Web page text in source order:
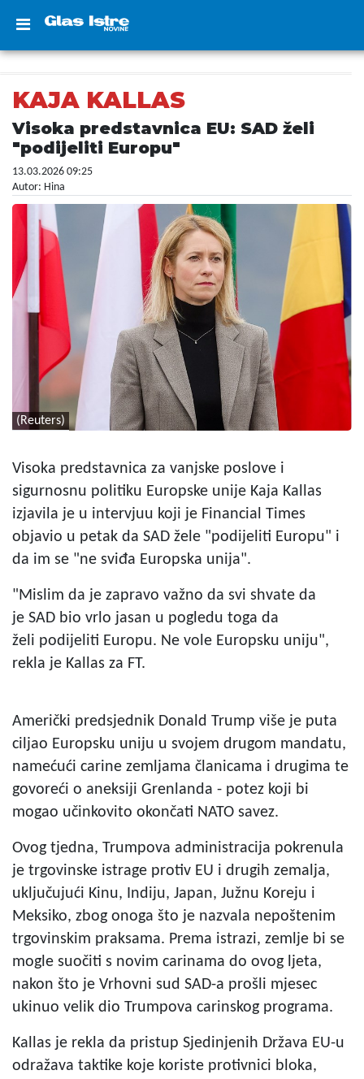
KAJA KALLAS
Visoka predstavnica EU: SAD želi
"podijeliti Europu"
13.03.2026 09:25
Autor: Hina
(Reuters)
Visoka predstavnica za vanjske poslove i
sigurnosnu politiku Europske unije Kaja Kallas
izjavila je u intervjuu koji je Financial Times
objavio u petak da SAD žele "podijeliti Europu" i
da im se "ne sviđa Europska unija".
"Mislim da je zapravo važno da svi shvate da
je SAD bio vrlo jasan u pogledu toga da
želi podijeliti Europu. Ne vole Europsku uniju",
rekla je Kallas za FT.
Američki predsjednik Donald Trump više je puta
ciljao Europsku uniju u svojem drugom mandatu,
namećući carine zemljama članicama i drugima te
govoreći o aneksiji Grenlanda - potez koji bi
mogao učinkovito okončati NATO savez.
Ovog tjedna, Trumpova administracija pokrenula
je trgovinske istrage protiv EU i drugih zemalja,
uključujući Kinu, Indiju, Japan, Južnu Koreju i
Meksiko, zbog onoga što je nazvala nepoštenim
trgovinskim praksama. Prema istrazi, zemlje bi se
mogle suočiti s novim carinama do ovog ljeta,
nakon što je Vrhovni sud SAD-a prošli mjesec
ukinuo velik dio Trumpova carinskog programa.
Kallas je rekla da pristup Sjedinjenih Država EU-u
odražava taktike koje koriste protivnici bloka,